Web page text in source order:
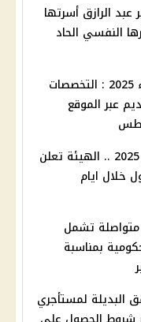
الرازق أسرتها
النفسي الحاد
وظائف شركة الكهرباء 2025 : التخصصات
عبر الموقع
وظائف البريد المصري 2025 .. الهيئة تعلن
خلال ايام
كامل 3 أيام متواصلة تشمل
بمناسبة
البديلة لمستأجري